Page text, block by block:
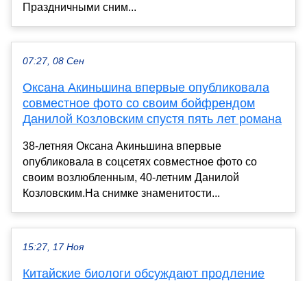
Праздничными сним...
07:27, 08 Сен
Оксана Акиньшина впервые опубликовала
совместное фото со своим бойфрендом
Данилой Козловским спустя пять лет романа
38-летняя Оксана Акиньшина впервые
опубликовала в соцсетях совместное фото со
своим возлюбленным, 40-летним Данилой
Козловским.На снимке знаменитости...
15:27, 17 Ноя
Китайские биологи обсуждают продление